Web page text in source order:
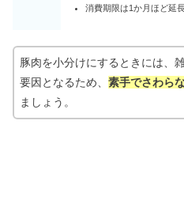
消費期限は1か月ほど延
豚肉を小分けにするときには、
要因となるため、 素手でさわら
ましょう。